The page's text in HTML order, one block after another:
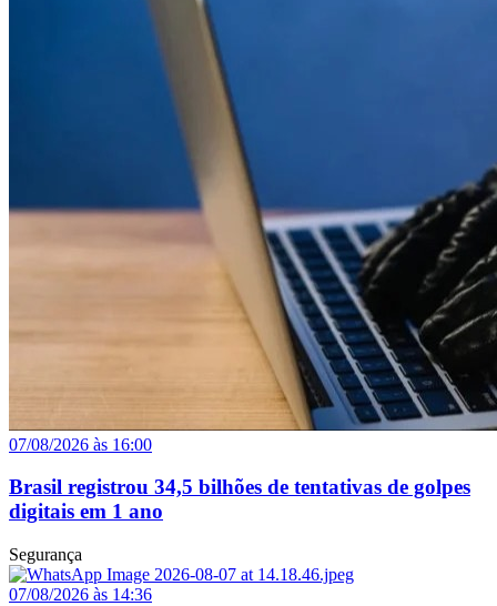
07/08/2026 às 16:00
Brasil registrou 34,5 bilhões de tentativas de golpes
digitais em 1 ano
Segurança
07/08/2026 às 14:36